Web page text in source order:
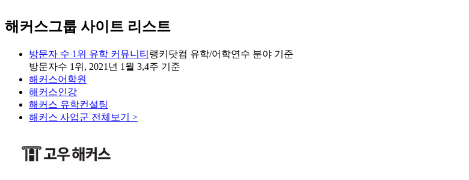
해커스그룹 사이트 리스트
방문자 수 1위 유학 커뮤니티 랭키닷컴 유학/어학연수 분야 기준
방문자수 1위, 2021년 1월 3,4주 기준
해커스어학원
해커스인강
해커스 유학컨설팅
해커스 사업군 전체보기 >